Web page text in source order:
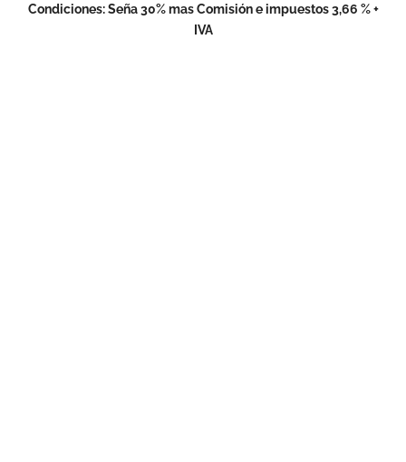
Condiciones: Seña 30% mas Comisión e impuestos 3,66 % +
IVA